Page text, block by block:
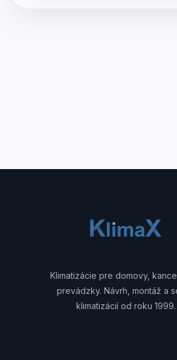
Klimatizácie pre domovy,
prevádzky. Návrh, montáž a
klimatizácií od roku 1999.